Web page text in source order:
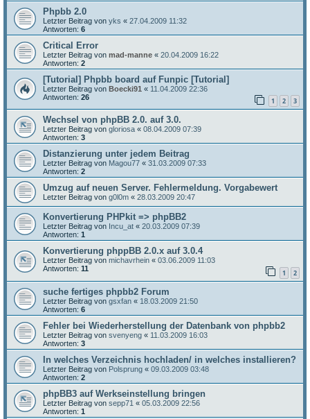
Phpbb 2.0
Letzter Beitrag von yks « 27.04.2009 11:32
Antworten: 6
Critical Error
Letzter Beitrag von mad-manne « 20.04.2009 16:22
Antworten: 2
[Tutorial] Phpbb board auf Funpic [Tutorial]
Letzter Beitrag von Boecki91 « 11.04.2009 22:36
Antworten: 26 1 2 3
Wechsel von phpBB 2.0. auf 3.0.
Letzter Beitrag von gloriosa « 08.04.2009 07:39
Antworten: 3
Distanzierung unter jedem Beitrag
Letzter Beitrag von Magou77 « 31.03.2009 07:33
Antworten: 2
Umzug auf neuen Server. Fehlermeldung. Vorgabewert
Letzter Beitrag von g0l0m « 28.03.2009 20:47
Konvertierung PHPkit => phpBB2
Letzter Beitrag von Incu_at « 20.03.2009 07:39
Antworten: 1
Konvertierung phppBB 2.0.x auf 3.0.4
Letzter Beitrag von michavrhein « 03.06.2009 11:03
Antworten: 11 1 2
suche fertiges phpbb2 Forum
Letzter Beitrag von gsxfan « 18.03.2009 21:50
Antworten: 6
Fehler bei Wiederherstellung der Datenbank von phpbb2
Letzter Beitrag von svenyeng « 11.03.2009 16:03
Antworten: 3
In welches Verzeichnis hochladen/ in welches installieren?
Letzter Beitrag von Polsprung « 09.03.2009 03:48
Antworten: 2
phpBB3 auf Werkseinstellung bringen
Letzter Beitrag von sepp71 « 05.03.2009 22:56
Antworten: 1